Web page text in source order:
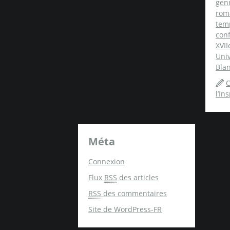
Méta
Connexion
Flux RSS des articles
RSS des commentaires
Site de WordPress-FR